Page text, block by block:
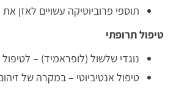
תוספי פרוביוטיקה עשויים לאזן
טיפול תרופתי
נוגדי שלשול (לופראמיד) –
טיפול אנטיביוטי – במקרה של